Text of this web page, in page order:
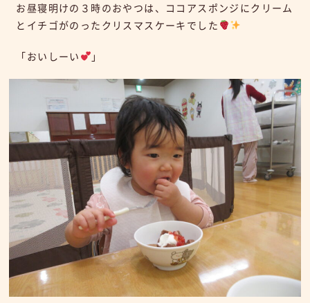
お昼寝明けの３時のおやつは、ココアスポンジにクリーム
とイチゴがのったクリスマスケーキでした
「おいしーい 」